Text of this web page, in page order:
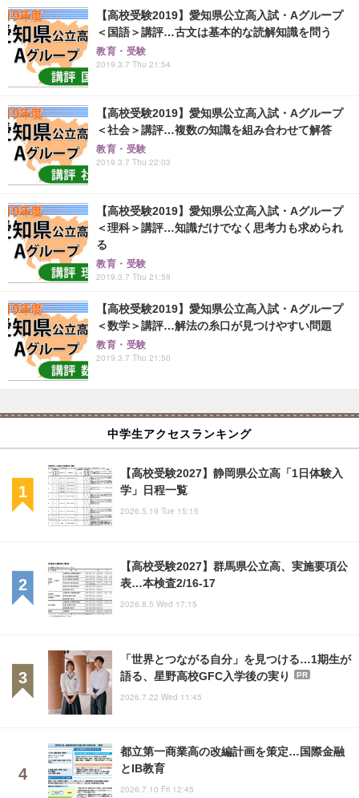
【高校受験2019】愛知県公立高入試・Aグループ
＜国語＞講評…古文は基本的な読解知識を問う
教育・受験
2019.3.7 Thu 21:54
【高校受験2019】愛知県公立高入試・Aグループ
＜社会＞講評…複数の知識を組み合わせて解答
教育・受験
2019.3.7 Thu 22:03
【高校受験2019】愛知県公立高入試・Aグループ
＜理科＞講評…知識だけでなく思考力も求められ
る
教育・受験
2019.3.7 Thu 21:59
【高校受験2019】愛知県公立高入試・Aグループ
＜数学＞講評…解法の糸口が見つけやすい問題
教育・受験
2019.3.7 Thu 21:50
中学生アクセスランキング
【高校受験2027】静岡県公立高「1日体験入
学」日程一覧
2026.5.19 Tue 15:15
【高校受験2027】群馬県公立高、実施要項公
表…本検査2/16-17
2026.8.5 Wed 17:15
「世界とつながる自分」を見つける…1期生が
語る、星野高校GFC入学後の実り
PR
2026.7.22 Wed 11:45
都立第一商業高の改編計画を策定…国際金融
とIB教育
2026.7.10 Fri 12:45